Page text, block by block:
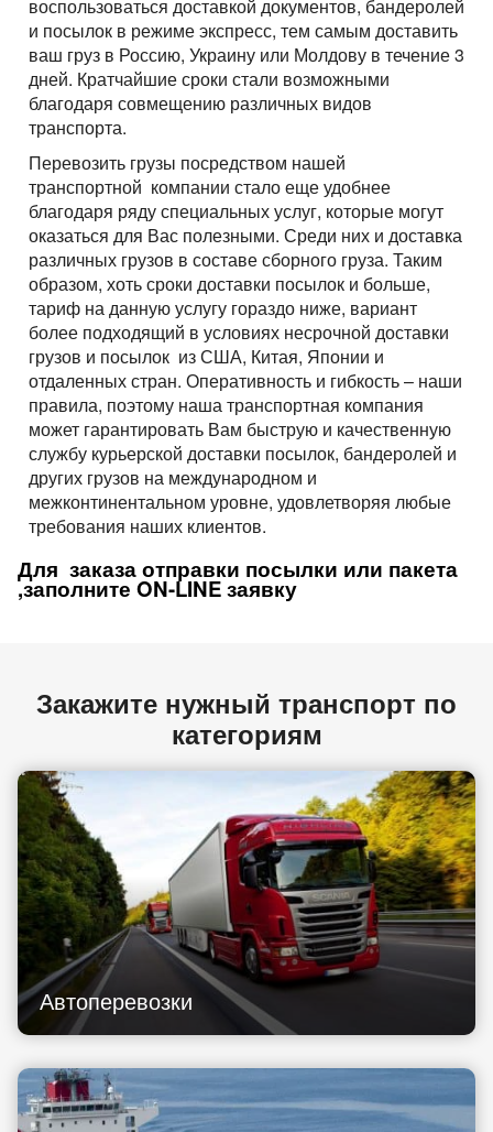
воспользоваться доставкой документов, бандеролей
и посылок в режиме экспресс, тем самым доставить
ваш груз в Россию, Украину или Молдову в течение 3
дней. Кратчайшие сроки стали возможными
благодаря совмещению различных видов
транспорта.
Перевозить грузы посредством нашей
транспортной компании стало еще удобнее
благодаря ряду специальных услуг, которые могут
оказаться для Вас полезными. Среди них и доставка
различных грузов в составе сборного груза. Таким
образом, хоть сроки доставки посылок и больше,
тариф на данную услугу гораздо ниже, вариант
более подходящий в условиях несрочной доставки
грузов и посылок из США, Китая, Японии и
отдаленных стран. Оперативность и гибкость – наши
правила, поэтому наша транспортная компания
может гарантировать Вам быструю и качественную
службу курьерской доставки посылок, бандеролей и
других грузов на международном и
межконтинентальном уровне, удовлетворяя любые
требования наших клиентов.
Для заказа отправки посылки или пакета
,заполните ON-LINE заявку
Закажите нужный транспорт по
категориям
Автоперевозки